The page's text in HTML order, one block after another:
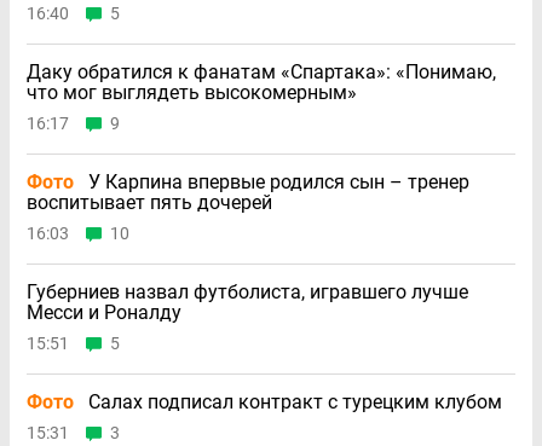
16:40 5
Даку обратился к фанатам «Спартака»: «Понимаю,
что мог выглядеть высокомерным»
16:17 9
Фото
У Карпина впервые родился сын – тренер
воспитывает пять дочерей
16:03 10
Губерниев назвал футболиста, игравшего лучше
Месси и Роналду
15:51 5
Фото Салах подписал контракт с турецким клубом
15:31 3